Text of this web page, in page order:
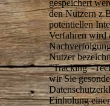
gespeichert
den Nutzern
potentiellen
Verfahren wird
Nutzer
"Tracking"-
wir Sie
Einholung